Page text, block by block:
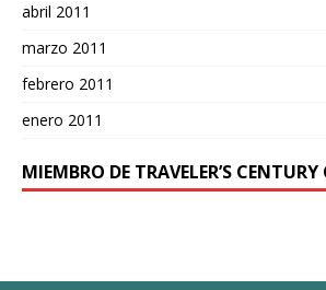
abril 2011
marzo 2011
febrero 2011
enero 2011
MIEMBRO DE TRAVELER’S CENTURY